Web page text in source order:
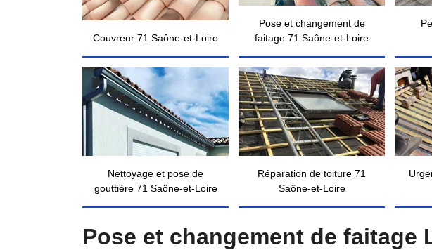
Couvreur 71 Saône-et-Loire
Pose et changement de
faitage 71 Saône-et-Loire
Nettoyage et pose de
gouttière 71 Saône-et-Loire
Réparation de toiture 71
Saône-et-Loire
Pose et changement de faitage